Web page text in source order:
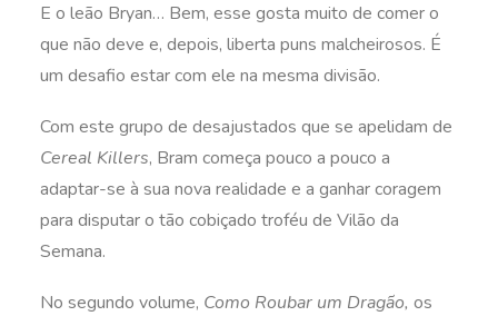
E o leão Bryan… Bem, esse gosta muito de comer o
que não deve e, depois, liberta puns malcheirosos. É
um desafio estar com ele na mesma divisão.
Com este grupo de desajustados que se apelidam de
Cereal Killers, Bram começa pouco a pouco a
adaptar-se à sua nova realidade e a ganhar coragem
para disputar o tão cobiçado troféu de Vilão da
Semana.
No segundo volume, Como Roubar um Dragão, os